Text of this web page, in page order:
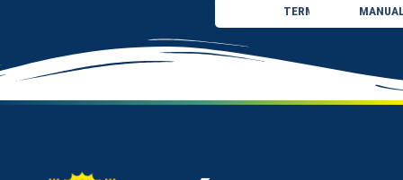
TERMO DE USO